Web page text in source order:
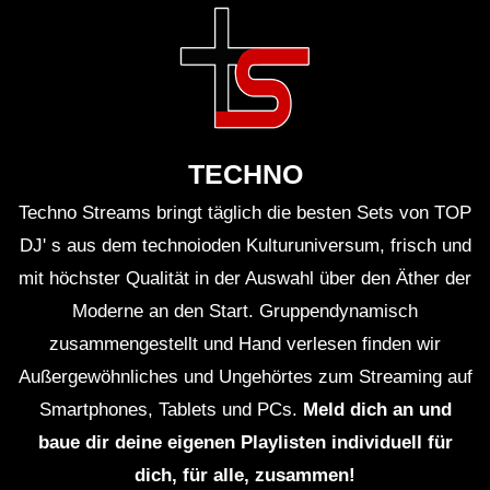
Was zum Schluss zu sagen wäre:
Das Cercle-Event mit Reinier Zonneveld im State
elektronischen Musikliebhaber
Die einzigartige Kombination aus Musik, Kunst und
Geschichte schuf eine Atmosphäre, die noch lange
nachklingen wird und die Magie der elektronischen
Musikszene auf beeindruckende Weise unterstrich.
—
Quellen:
TECHNO
Techno Streams bringt täglich die besten Sets von TOP
DJ' s aus dem technoioden Kulturuniversum, frisch und
mit höchster Qualität in der Auswahl über den Äther der
Moderne an den Start. Gruppendynamisch
zusammengestellt und Hand verlesen finden wir
Außergewöhnliches und Ungehörtes zum Streaming auf
Smartphones, Tablets und PCs. Meld dich an und
baue dir deine eigenen Playlisten individuell für
dich, für alle, zusammen!